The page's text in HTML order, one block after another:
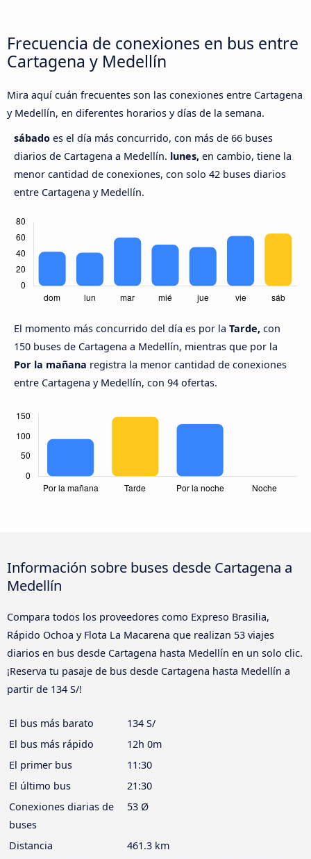
Frecuencia de conexiones en bus entre
Cartagena y Medellín
Mira aquí cuán frecuentes son las conexiones entre Cartagena
y Medellín, en diferentes horarios y días de la semana.
sábado es el día más concurrido, con más de 66 buses
diarios de Cartagena a Medellín. lunes, en cambio, tiene la
menor cantidad de conexiones, con solo 42 buses diarios
entre Cartagena y Medellín.
El momento más concurrido del día es por la Tarde, con
150 buses de Cartagena a Medellín, mientras que por la
Por la mañana registra la menor cantidad de conexiones
entre Cartagena y Medellín, con 94 ofertas.
Información sobre buses desde Cartagena a
Medellín
Compara todos los proveedores como Expreso Brasilia,
Rápido Ochoa y Flota La Macarena que realizan 53 viajes
diarios en bus desde Cartagena hasta Medellín en un solo clic.
¡Reserva tu pasaje de bus desde Cartagena hasta Medellín a
partir de 134 S/!
El bus más barato
134 S/
El bus más rápido
12h 0m
El primer bus
11:30
El último bus
21:30
Conexiones diarias de
buses
53 Ø
Distancia
461.3 km